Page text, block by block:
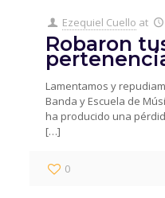
Ezequiel Cuello at
Robaron
Lamentamos y
Banda y Escuela de
ha producido una
[…]
0